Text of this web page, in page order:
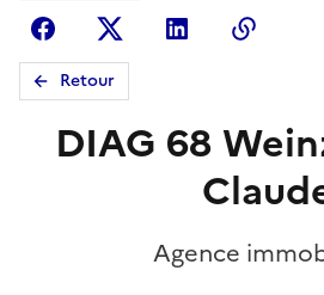
FacebookX (anciennement
Linkedin
Retour
DIAG 68
Agence